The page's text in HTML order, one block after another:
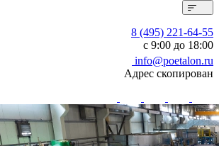
8 (495) 221-64-55
с 9:00 до 18:00
info@poetalon.ru
Адрес скопирован